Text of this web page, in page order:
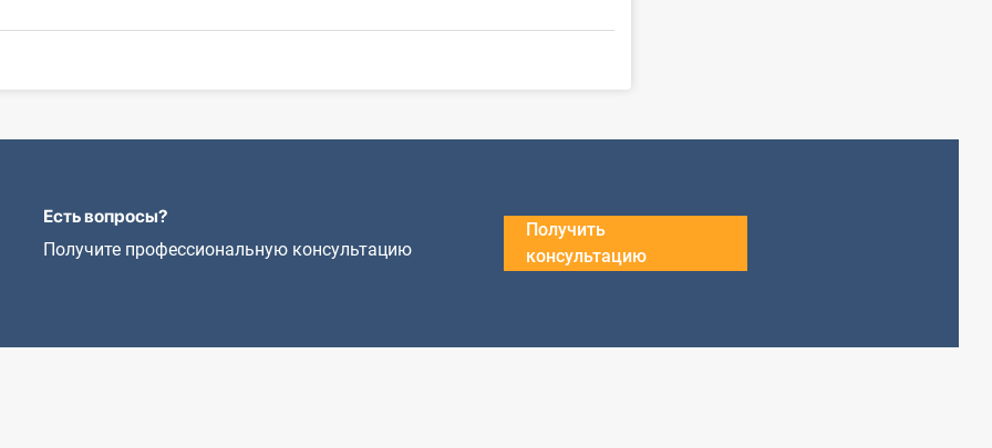
Есть вопросы?
Получите профессиональную консультацию
Получить
консультацию